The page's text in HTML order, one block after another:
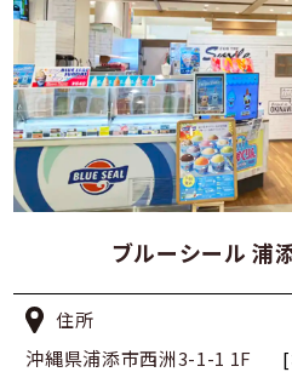
ブルーシール 浦
住所
沖縄県浦添市西洲3-1-1 1F